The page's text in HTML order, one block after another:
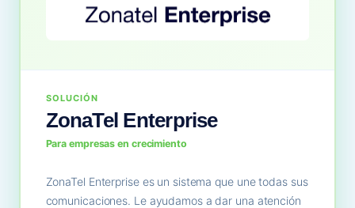
SOLUCIÓN
ZonaTel Enterprise
Para empresas en crecimiento
ZonaTel Enterprise es un sistema que une todas sus
comunicaciones. Le ayudamos a dar una atención